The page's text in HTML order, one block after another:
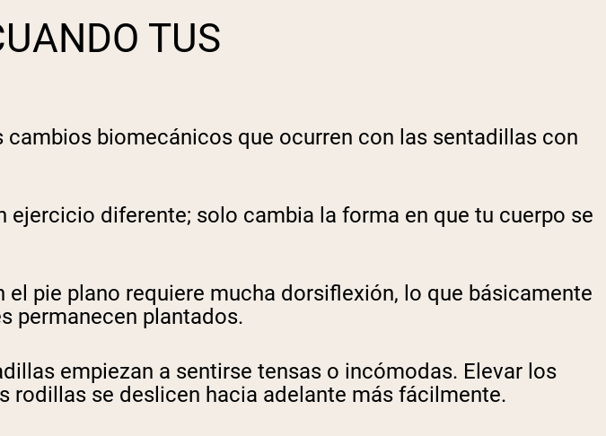
TUS
biomecánicos que ocurren con las sentadillas con
diferente; solo cambia la forma en que tu cuerpo se
pie plano requiere mucha dorsiflexión, lo que básicamente
permanecen plantados.
empiezan a sentirse tensas o incómodas. Elevar los
rodillas se deslicen hacia adelante más fácilmente.